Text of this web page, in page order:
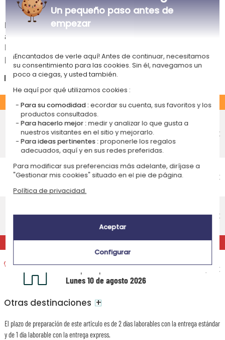
Tiempos de entrega y gastos de envío
La estimación de la fecha de recepción y de los gastos de envío de este
articulo están indicados a continuación.
Las fechas estimadas a continuación se aplican para un pedido con
pago en tarjeta bancaria o PayPal.
España
ESTÁNDAR
Entrega económico en punto de
recogida
Recepción prevista el
Viernes 14 de agosto 2026
4,75 €
Entrega económico a domicilio
Recepción prevista el
Viernes 14 de agosto 2026
4,95 €
Recepción prevista el
Martes 11 de agosto 2026
9,95 €
EXPRÉS
Entrega exprés a domicilio
Lunes 10 de agosto 2026
14,95 €
Otras destinaciones +
El plazo de preparación de este articulo es de 2 días laborables con la entrega estándar
y de 1 día laborable con la entrega express.
Un pequeño paso antes de
empezar
¡Encantados de verle aquí! Antes de continuar, necesitamos
su consentimiento para las cookies. Sin él, navegamos un
poco a ciegas, y usted también.
He aquí por qué utilizamos cookies :
Para su comodidad : ecordar su cuenta, sus favoritos y los
productos consultados.
Para hacerlo mejor :medir y analizar lo que gusta a
nuestros visitantes en el sitio y mejorarlo.
Para ideas pertinentes :proponerle los regalos
adecuados, aquí y en sus redes preferidas.
Para modificar sus preferencias más adelante, diríjase a
"Gestionar mis cookies" situado en el pie de página.
Política de privacidad.
Aceptar
Configurar